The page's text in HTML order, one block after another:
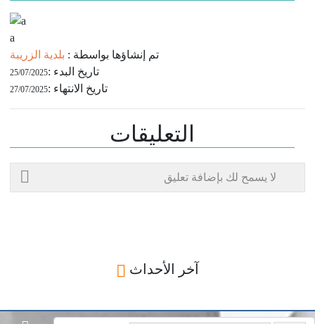
a
تم إنشاؤها بواسطة : بلدية الزريبة
25/07/2025 : تاريخ البدء
27/07/2025 : تاريخ الانتهاء
التعليقات
لا يسمح لك بإضافة تعليق
آخر الأحداث